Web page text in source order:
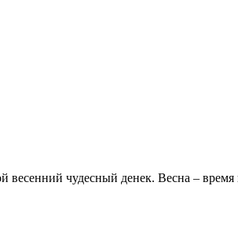
чудесный денек. Весна – время